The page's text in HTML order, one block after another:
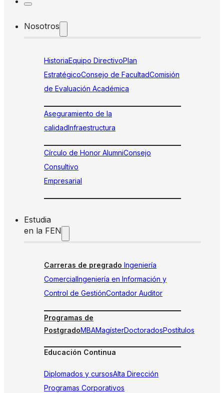
Nosotros
HistoriaEquipo DirectivoPlan
EstratégicoConsejo de FacultadComisión
de Evaluación Académica
Aseguramiento de la
calidadInfraestructura
Círculo de Honor AlumniConsejo
Consultivo
Empresarial
Estudia
en la FEN
Carreras de pregrado Ingeniería
ComercialIngeniería en Información y
Control de GestiónContador Auditor
Programas de
PostgradoMBAMagísterDoctoradosPostítulos
Educación Continua
Diplomados y cursosAlta Dirección
Programas Corporativos